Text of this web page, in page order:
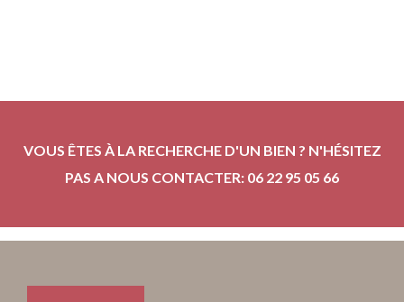
VOUS ÊTES À LA RECHERCHE D'UN BIEN ? N'HÉSITEZ
PAS A NOUS CONTACTER: 06 22 95 05 66